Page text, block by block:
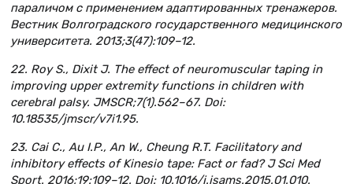
параличом с применением адаптированных тренажеров.
Вестник Волгоградского государственного медицинского
университета. 2013;3(47):109–12.
22. Roy S., Dixit J. The effect of neuromuscular taping in
improving upper extremity functions in children with
cerebral palsy. JMSCR;7(1).562–67. Doi:
10.18535/jmscr/v7i1.95.
23. Cai C., Au I.P., An W., Cheung R.T. Facilitatory and
inhibitory effects of Kinesio tape: Fact or fad? J Sci Med
Sport. 2016;19:109–12. Doi: 10.1016/j.jsams.2015.01.010.